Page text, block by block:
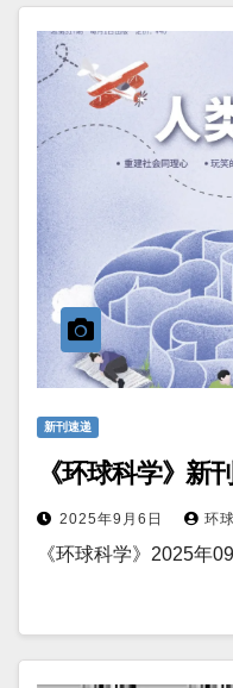
新刊速递
《环球科学》新
2025年9月6日 环
《环球科学》2025年